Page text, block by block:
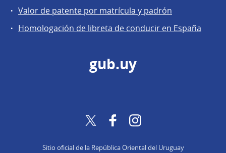
Valor de patente por matrícula y padrón
Homologación de libreta de conducir en España
gub.uy
Twitter FacebookInstagram
Sitio oficial de la República Oriental del Uruguay